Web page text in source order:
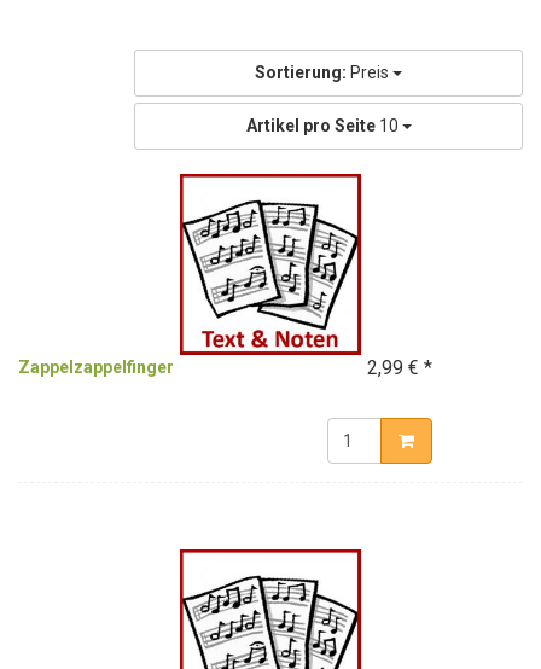
Sortierung: Preis
Artikel pro Seite 10
Zappelzappelfinger 2,99 € *